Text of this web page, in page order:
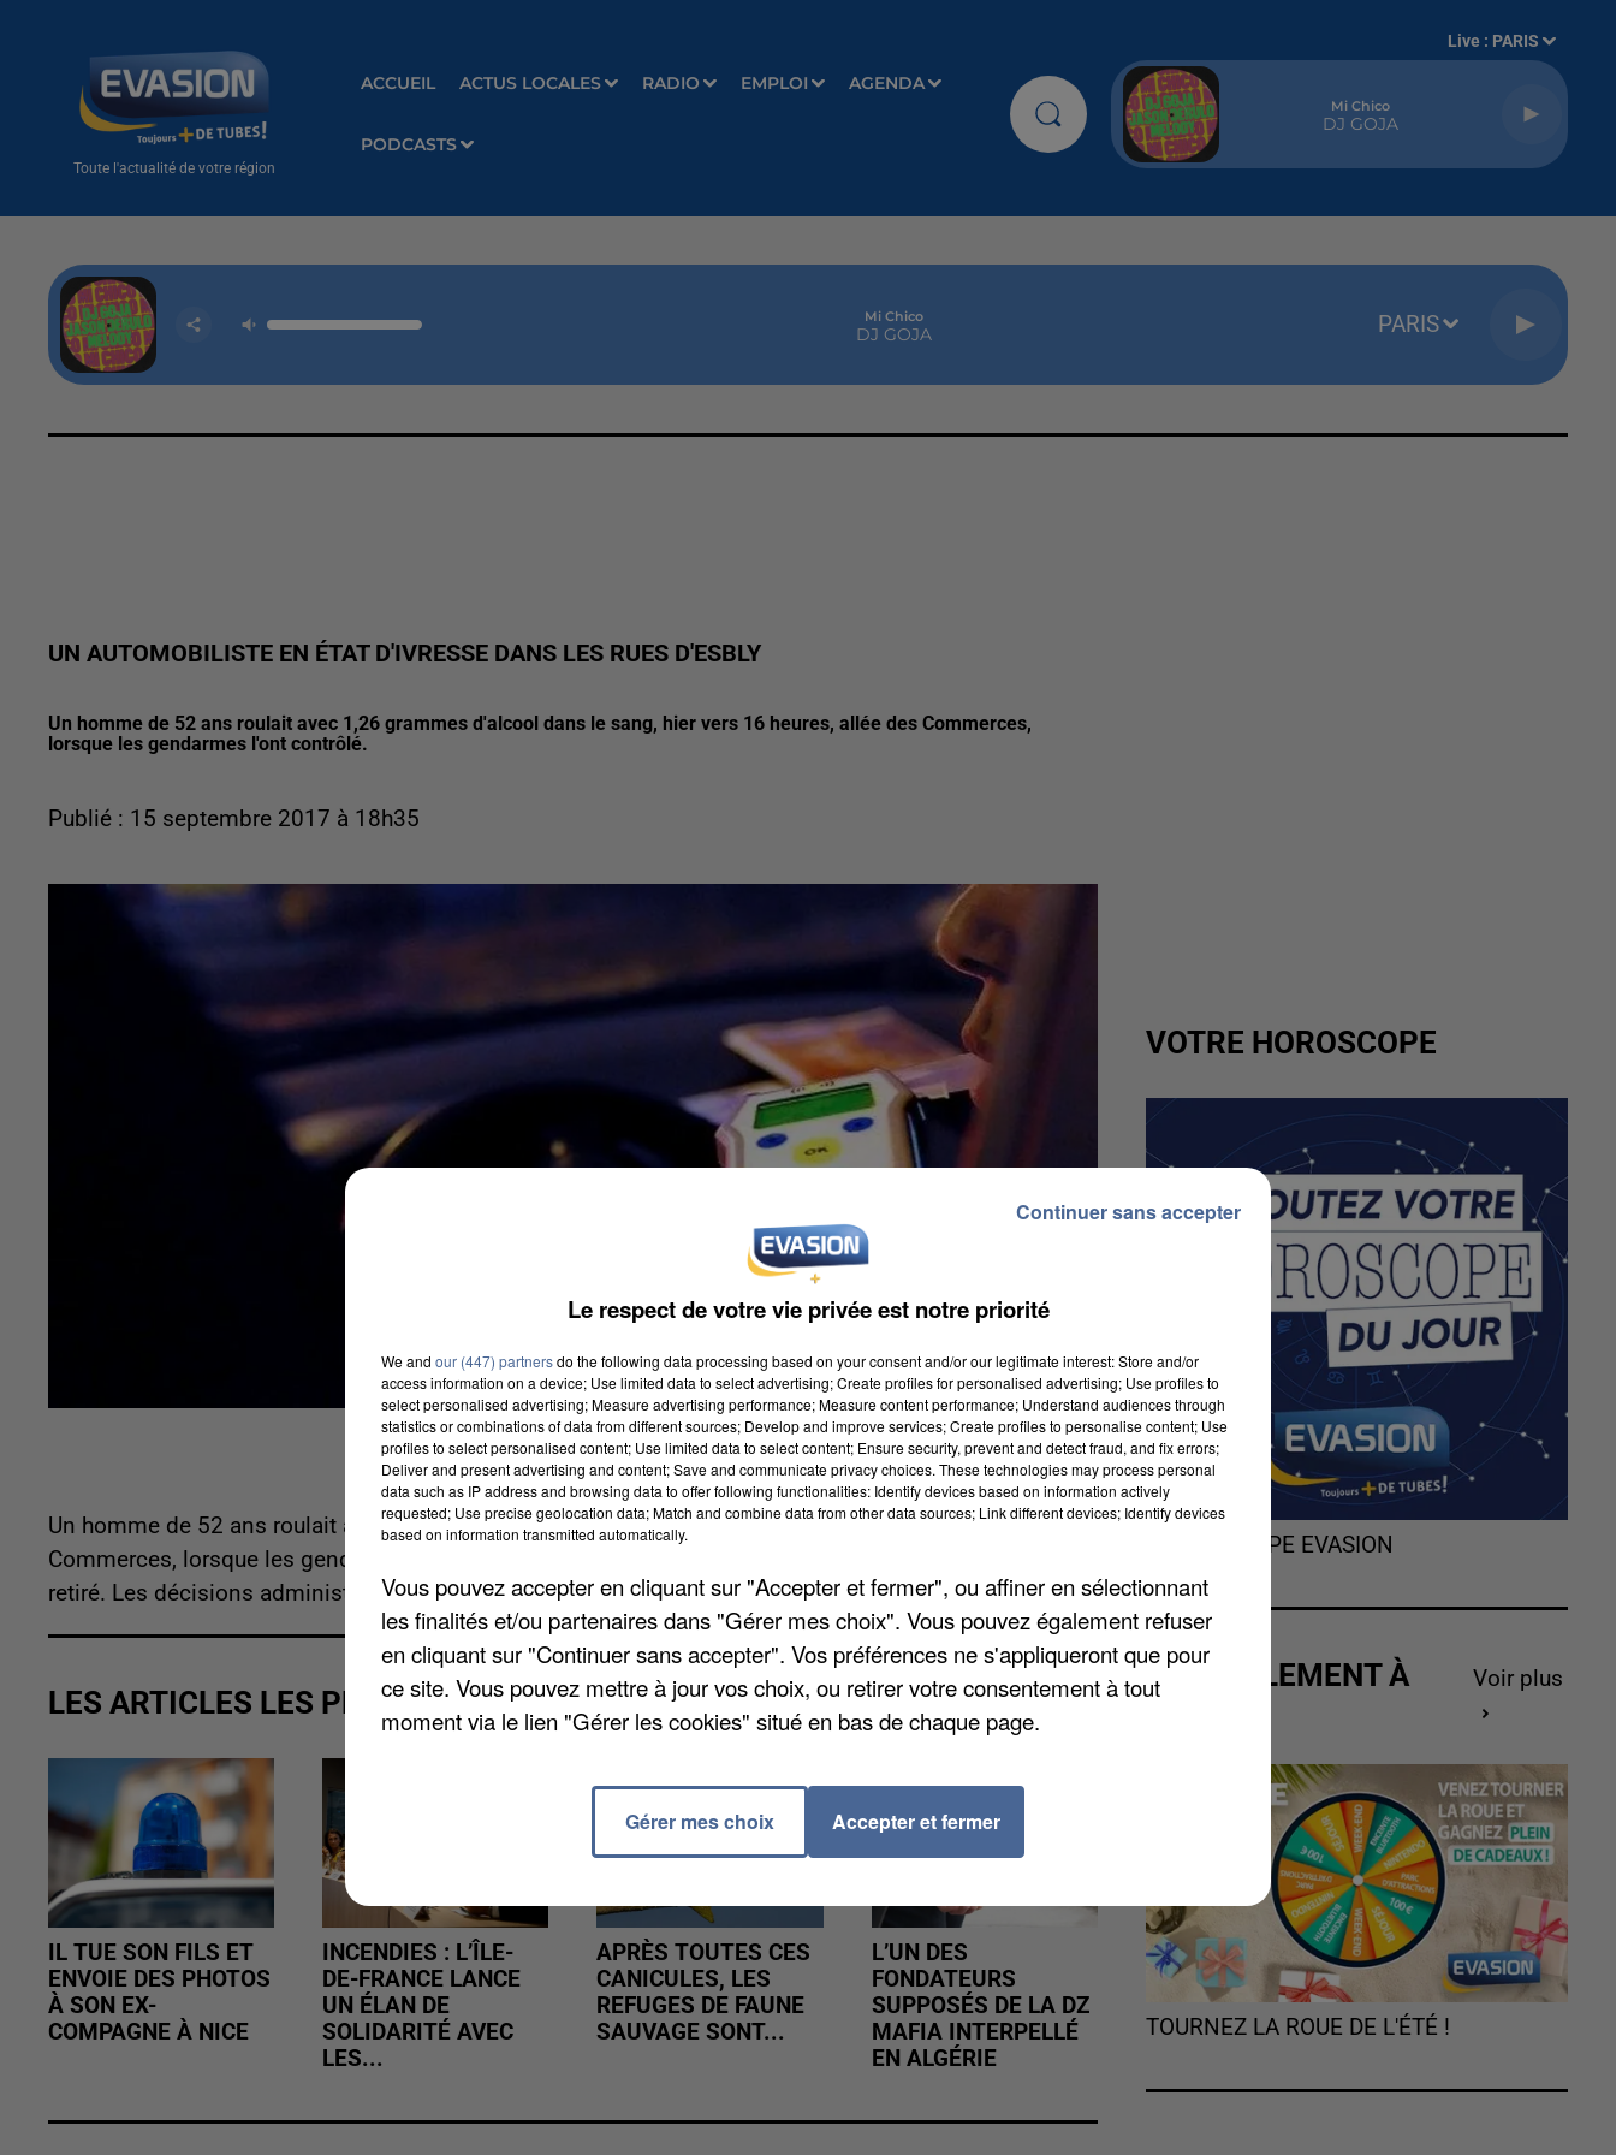
Toute l'actualité de votre région
ACCUEIL ACTUS LOCALES RADIO EMPLOI AGENDA
PODCASTS
Live : PARIS
Mi Chico
DJ GOJA
Mi Chico
DJ GOJA PARIS
UN AUTOMOBILISTE EN ÉTAT D'IVRESSE DANS LES RUES D'ESBLY
Un homme de 52 ans roulait avec 1,26 grammes d'alcool dans le sang, hier vers 16 heures, allée des Commerces,
lorsque les gendarmes l'ont contrôlé.
Publié : 15 septembre 2017 à 18h35
Un homme de 52 ans roulait avec 1,26 grammes d'alcool dans le sang, hier vers 16 heures, allée des
Commerces, lorsque les gendarmes l'ont contrôlé. Son permis de conduire lui a été immédiatement
retiré. Les décisions administratives et judiciaires seront prononcées dans les prochains jours.
LES ARTICLES LES PLUS VUS
IL TUE SON FILS ET
ENVOIE DES PHOTOS
À SON EX-
COMPAGNE À NICE
INCENDIES : L’ÎLE-
DE-FRANCE LANCE
UN ÉLAN DE
SOLIDARITÉ AVEC
LES...
APRÈS TOUTES CES
CANICULES, LES
REFUGES DE FAUNE
SAUVAGE SONT...
L’UN DES
FONDATEURS
SUPPOSÉS DE LA DZ
MAFIA INTERPELLÉ
EN ALGÉRIE
VOTRE HOROSCOPE
L'HOROSCOPE EVASION
ACTUELLEMENT À
GAGNER
Voir plus
TOURNEZ LA ROUE DE L'ÉTÉ !
Le respect de votre vie privée est notre priorité
We and our (447) partnersdo the following data processing based on your consent and/or our legitimate interest: Store and/or
access information on a device; Use limited data to select advertising; Create profiles for personalised advertising; Use profiles to
select personalised advertising; Measure advertising performance; Measure content performance; Understand audiences through
statistics or combinations of data from different sources; Develop and improve services; Create profiles to personalise content; Use
profiles to select personalised content; Use limited data to select content; Ensure security, prevent and detect fraud, and fix errors;
Deliver and present advertising and content; Save and communicate privacy choices. These technologies may process personal
data such as IP address and browsing data to offer following functionalities: Identify devices based on information actively
requested; Use precise geolocation data; Match and combine data from other data sources; Link different devices; Identify devices
based on information transmitted automatically.
Vous pouvez accepter en cliquant sur "Accepter et fermer", ou affiner en sélectionnant
les finalités et/ou partenaires dans "Gérer mes choix". Vous pouvez également refuser
en cliquant sur "Continuer sans accepter". Vos préférences ne s'appliqueront que pour
ce site. Vous pouvez mettre à jour vos choix, ou retirer votre consentement à tout
moment via le lien "Gérer les cookies" situé en bas de chaque page.
Gérer mes choix Accepter et fermer
Continuer sans accepter